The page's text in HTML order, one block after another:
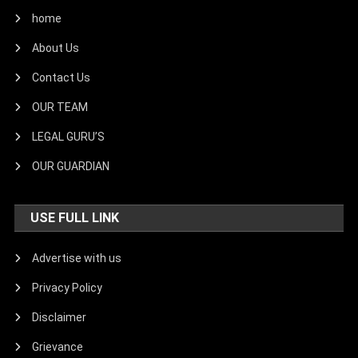
home
About Us
Contact Us
OUR TEAM
LEGAL GURU’S
OUR GUARDIAN
USE FULL LINK
Advertise with us
Privacy Policy
Disclaimer
Grievance